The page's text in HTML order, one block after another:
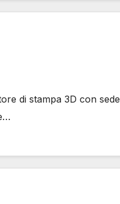
di stampa 3D con sede